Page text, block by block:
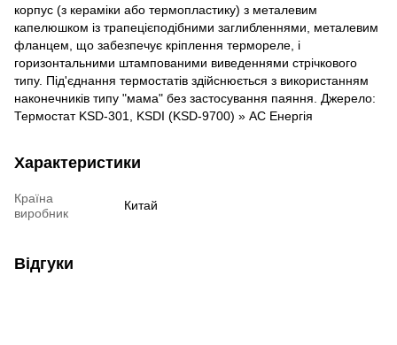
корпус (з кераміки або термопластику) з металевим
капелюшком із трапецієподібними заглибленнями, металевим
фланцем, що забезпечує кріплення термореле, і
горизонтальними штампованими виведеннями стрічкового
типу. Під'єднання термостатів здійснюється з використанням
наконечників типу "мама" без застосування паяння. Джерело:
Термостат KSD-301, KSDI (KSD-9700) » АС Енергія
Характеристики
Країна
виробник
Китай
Відгуки